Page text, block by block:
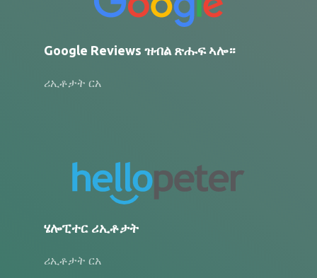
Google Reviews ዝብል ጽሑፍ ኣሎ።
ሪኢቶታት ርአ
ሄሎፒተር ሪኢቶታት
ሪኢቶታት ርአ